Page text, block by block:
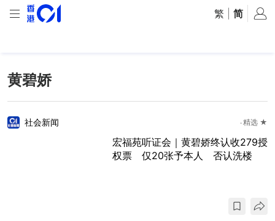
繁 简
黄碧娇
社会新闻 精选 ★
宏福苑听证会｜黄碧娇终认收279授
权票 仅20张予本人 否认洗楼